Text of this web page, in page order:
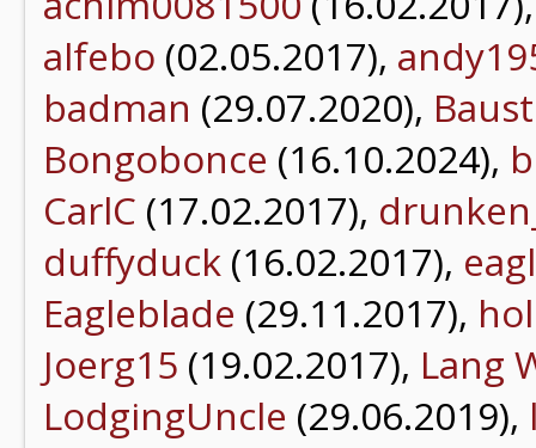
alfebo (02.05.2017),
badman (29.07.2020),
Bongobonce (16.10.2024),
CarlC (17.02.2017),
duffyduck (16.02.2017),
Eagleblade (29.11.2017),
Joerg15 (19.02.2017), Lang
LodgingUncle (29.06.2019),